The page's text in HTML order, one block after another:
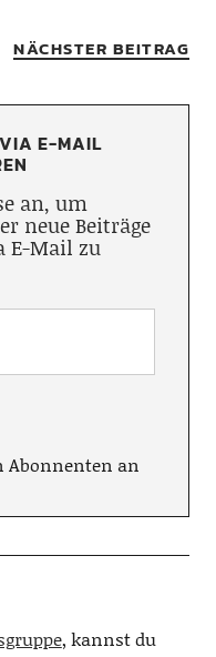
NÄCHSTER BEITRAG
E-MAIL
an, um
neue Beiträge
E-Mail zu
Abonnenten an
, kannst du